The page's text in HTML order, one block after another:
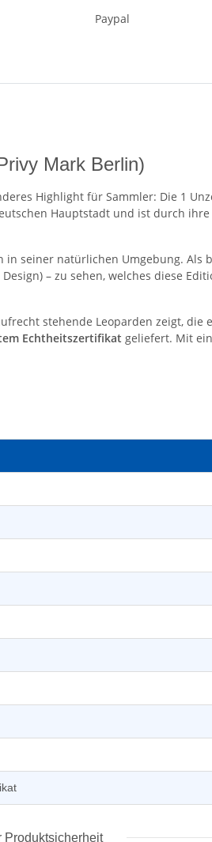
Paypal
Mark Berlin)
Highlight für Sammler: Die 1
Hauptstadt und ist durch
seiner natürlichen Umgebung. Als
– zu sehen, welches diese
stehende Leoparden zeigt,
Echtheitszertifikat geliefert. Mit
Produktsicherheit